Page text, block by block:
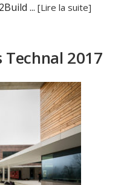
...[Lire la suite]
Technal 2017